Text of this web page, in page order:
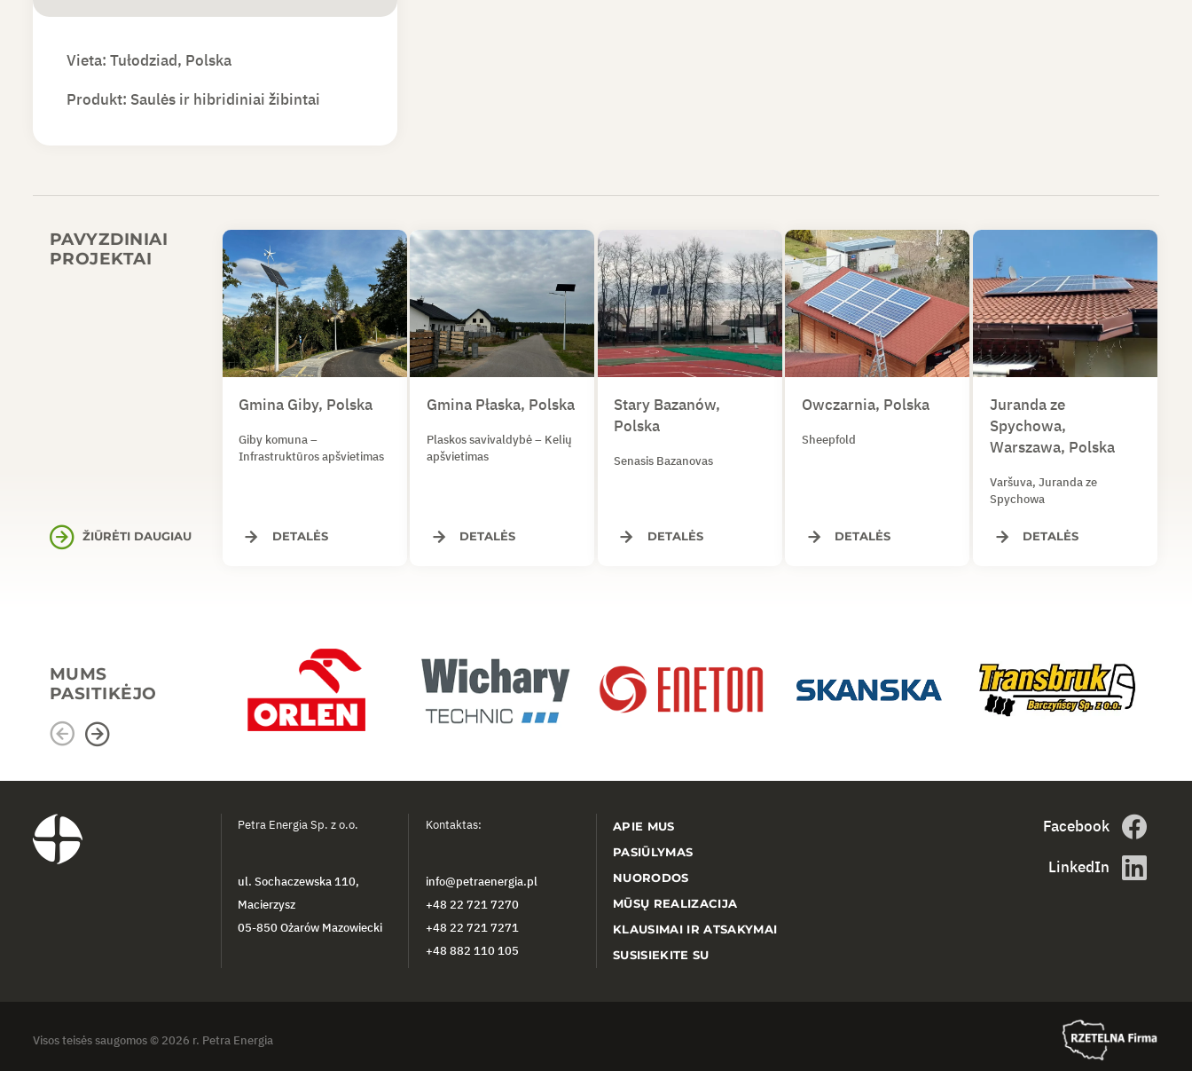
Vieta: Tułodziad, Polska
Produkt: Saulės ir hibridiniai žibintai
PAVYZDINIAI
PROJEKTAI
ŽIŪRĖTI DAUGIAU
Gmina Giby, Polska
Giby komuna –
Infrastruktūros apšvietimas
DETALĖS
Gmina Płaska, Polska
Plaskos savivaldybė – Kelių
apšvietimas
DETALĖS
Stary Bazanów,
Polska
Senasis Bazanovas
DETALĖS
Owczarnia, Polska
Sheepfold
DETALĖS
Juranda ze
Spychowa,
Warszawa, Polska
Varšuva, Juranda ze
Spychowa
DETALĖS
MUMS
PASITIKĖJO
Petra Energia Sp. z o.o.
ul. Sochaczewska 110,
Macierzysz
05-850 Ożarów Mazowiecki
Kontaktas:
info@petraenergia.pl
+48 22 721 7270
+48 22 721 7271
+48 882 110 105
APIE MUS
PASIŪLYMAS
NUORODOS
MŪSŲ REALIZACIJA
KLAUSIMAI IR ATSAKYMAI
SUSISIEKITE SU
Facebook
LinkedIn
Visos teisės saugomos © 2026 r. Petra Energia